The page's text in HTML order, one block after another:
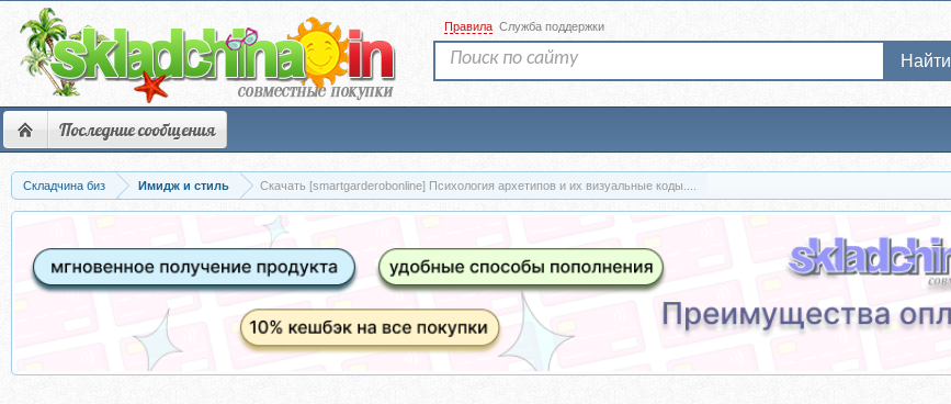
Последние сообщения
Правила Служба поддержки
Найти
Складчина биз Имидж и стиль Скачать [smartgarderobonline] Психология архетипов и их визуальные коды....